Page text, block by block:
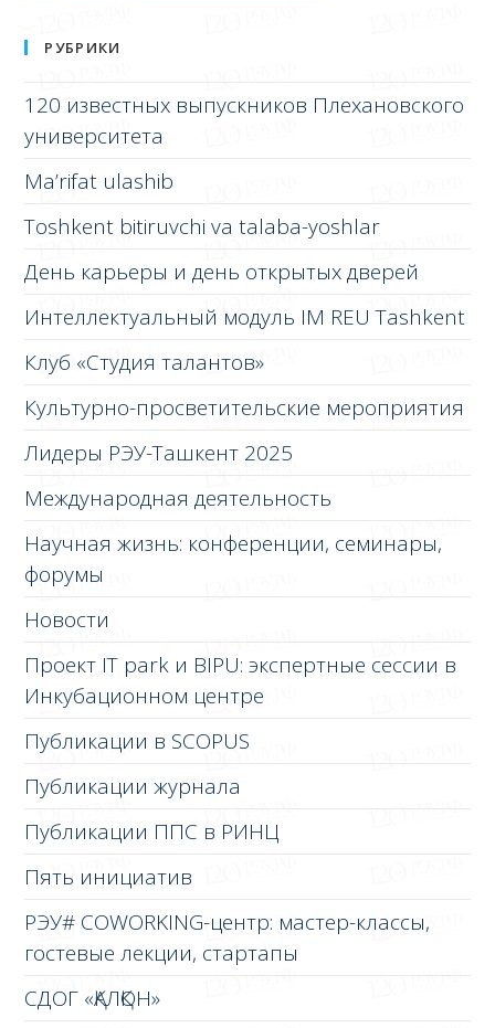
РУБРИКИ
120 известных выпускников Плехановского
университета
Ma’rifat ulashib
Toshkent bitiruvchi va talaba-yoshlar
День карьеры и день открытых дверей
Интеллектуальный модуль IM REU Tashkent
Клуб «Студия талантов»
Культурно-просветительские мероприятия
Лидеры РЭУ-Ташкент 2025
Международная деятельность
Научная жизнь: конференции, семинары,
форумы
Новости
Проект IT park и BIPU: экспертные сессии в
Инкубационном центре
Публикации в SCOPUS
Публикации журнала
Публикации ППС в РИНЦ
Пять инициатив
РЭУ# COWORKING-центр: мастер-классы,
гостевые лекции, стартапы
СДОГ «ҚАЛҚОН»